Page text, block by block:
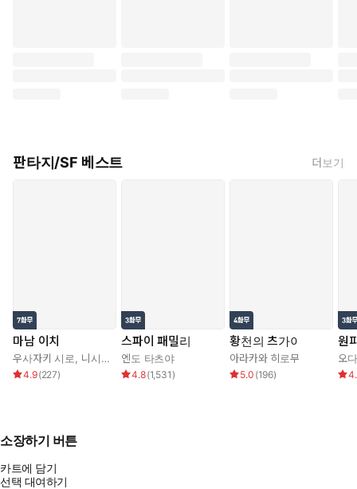
판타지/SF 베스트 더보기
마남 이치
우사자키 시로, 니시 오사무
4.9(227)
스파이 패밀리
엔도 타츠야
4.8(1,531 )
황천의 츠가이
아라카와 히로무
5.0 (196)
원
오
소장하기 버튼
카트에 담기
선택 대여하기